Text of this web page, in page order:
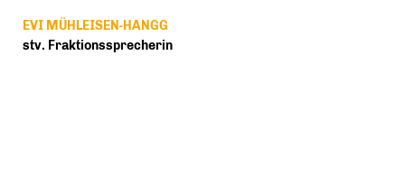
EVI MÜHLEISEN-HANGG
stv. Fraktionssprecherin